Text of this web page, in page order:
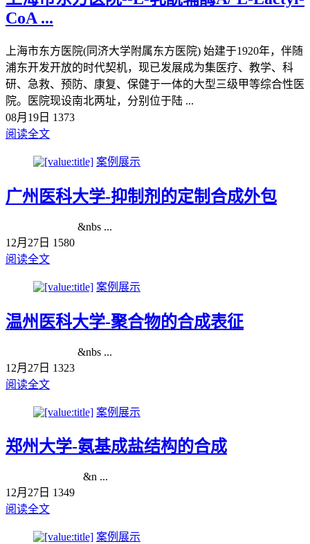
CoA ...
上海市东方医院(同济大学附属东方医院) 始建于1920年，伴随
浦东开发开放的时代契机，现已发展成为集医疗、教学、科
研、急救、预防、康复、保健于一体的大型三级甲等综合性医
院。医院现设南北两址，分别位于陆 ...
08月19日 1373
阅读全文
案例展示
广州医科大学-抑制剂的定制合成外包
&nbs ...
12月27日 1580
阅读全文
案例展示
温州医科大学-聚合物的合成表征
&nbs ...
12月27日 1323
阅读全文
案例展示
郑州大学-氨基成盐结构的合成
&n ...
12月27日 1349
阅读全文
案例展示